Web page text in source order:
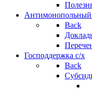
Антимонопольный
Back
Господдержка с/х
Back